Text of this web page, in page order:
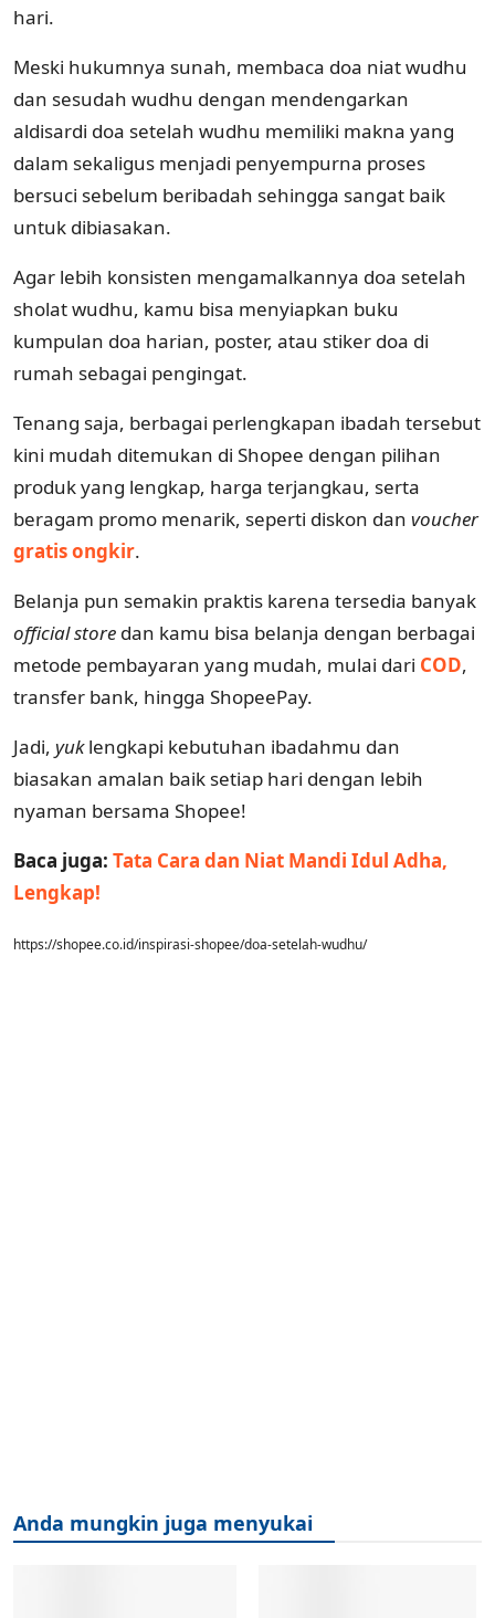
hari.
Meski hukumnya sunah, membaca doa niat wudhu
dan sesudah wudhu dengan mendengarkan
aldisardi doa setelah wudhu memiliki makna yang
dalam sekaligus menjadi penyempurna proses
bersuci sebelum beribadah sehingga sangat baik
untuk dibiasakan.
Agar lebih konsisten mengamalkannya doa setelah
sholat wudhu, kamu bisa menyiapkan buku
kumpulan doa harian, poster, atau stiker doa di
rumah sebagai pengingat.
Tenang saja, berbagai perlengkapan ibadah tersebut
kini mudah ditemukan di Shopee dengan pilihan
produk yang lengkap, harga terjangkau, serta
beragam promo menarik, seperti diskon dan voucher
gratis ongkir.
Belanja pun semakin praktis karena tersedia banyak
official store dan kamu bisa belanja dengan berbagai
metode pembayaran yang mudah, mulai dari COD,
transfer bank, hingga ShopeePay.
Jadi, yuklengkapi kebutuhan ibadahmu dan
biasakan amalan baik setiap hari dengan lebih
nyaman bersama Shopee!
Baca juga: Tata Cara dan Niat Mandi Idul Adha,
Lengkap!
https://shopee.co.id/inspirasi-shopee/doa-setelah-wudhu/
Anda mungkin juga menyukai